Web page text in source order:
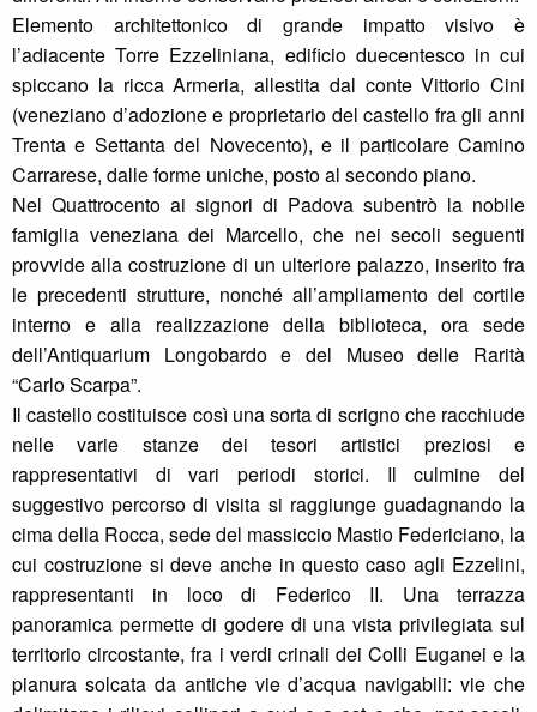
Elemento architettonico di grande impatto visivo è
l’adiacente Torre Ezzeliniana, edificio duecentesco in cui
spiccano la ricca Armeria, allestita dal conte Vittorio Cini
(veneziano d’adozione e proprietario del castello fra gli anni
Trenta e Settanta del Novecento), e il particolare Camino
Carrarese, dalle forme uniche, posto al secondo piano.
Nel Quattrocento ai signori di Padova subentrò la nobile
famiglia veneziana dei Marcello, che nei secoli seguenti
provvide alla costruzione di un ulteriore palazzo, inserito fra
le precedenti strutture, nonché all’ampliamento del cortile
interno e alla realizzazione della biblioteca, ora sede
dell’Antiquarium Longobardo e del Museo delle Rarità
“Carlo Scarpa”.
Il castello costituisce così una sorta di scrigno che racchiude
nelle varie stanze dei tesori artistici preziosi e
rappresentativi di vari periodi storici. Il culmine del
suggestivo percorso di visita si raggiunge guadagnando la
cima della Rocca, sede del massiccio Mastio Federiciano, la
cui costruzione si deve anche in questo caso agli Ezzelini,
rappresentanti in loco di Federico II. Una terrazza
panoramica permette di godere di una vista privilegiata sul
territorio circostante, fra i verdi crinali dei Colli Euganei e la
pianura solcata da antiche vie d’acqua navigabili: vie che